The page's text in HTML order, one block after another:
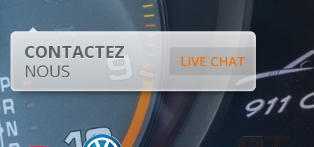
LIVE CHAT
CONTACTEZ
NOUS